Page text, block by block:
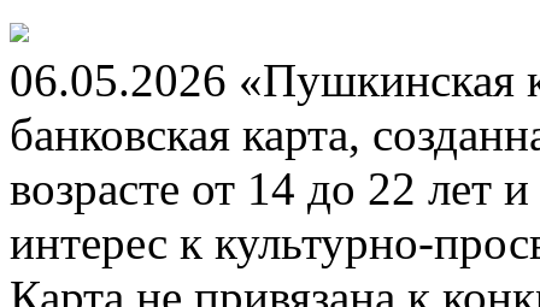
06.05.2026 «Пушкинская
банковская карта,
возрасте от 14 до 22 лет
интерес к культурно-